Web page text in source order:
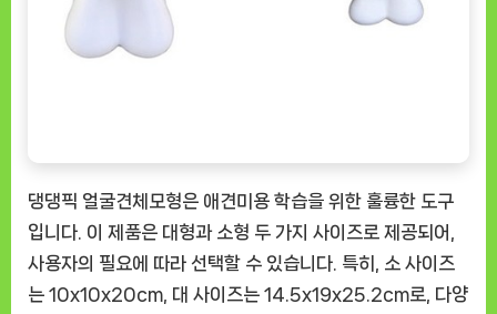
천
댕댕픽 얼굴견체모형은 애견미용 학습을 위한 훌륭한 도구
입니다. 이 제품은 대형과 소형 두 가지 사이즈로 제공되어,
사용자의 필요에 따라 선택할 수 있습니다. 특히, 소 사이즈
는 10x10x20cm, 대 사이즈는 14.5x19x25.2cm로, 다양